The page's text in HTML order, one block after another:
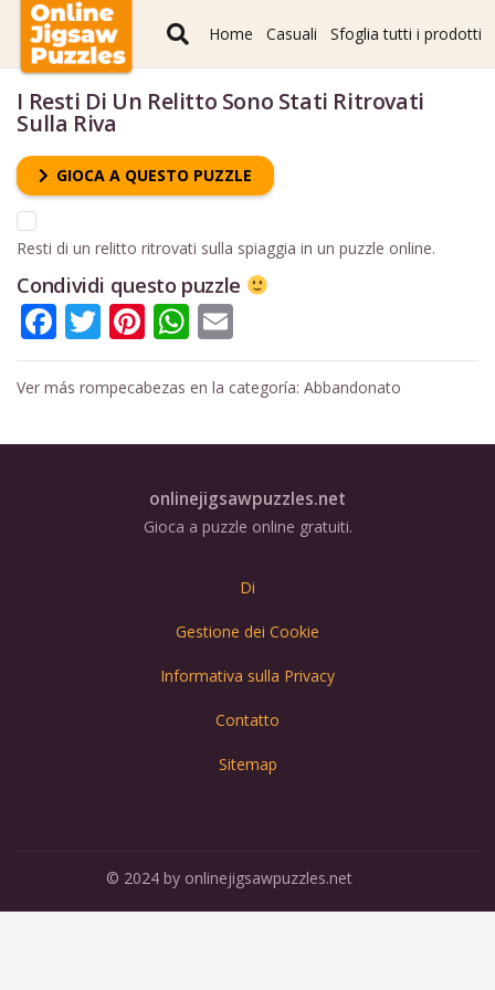
Home Casuali Sfoglia tutti i prodotti
I Resti Di Un Relitto Sono Stati Ritrovati
Sulla Riva
GIOCA A QUESTO PUZZLE
Resti di un relitto ritrovati sulla spiaggia in un puzzle online.
Condividi questo puzzle
Facebook
Twitter
Pinterest
WhatsApp
Ver más rompecabezas en la categoría:Abbandonato
onlinejigsawpuzzles.net
Gioca a puzzle online gratuiti.
Di
Gestione dei Cookie
Informativa sulla Privacy
Contatto
Sitemap
© 2024 by onlinejigsawpuzzles.net